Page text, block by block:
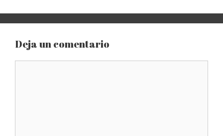
Deja un comentario